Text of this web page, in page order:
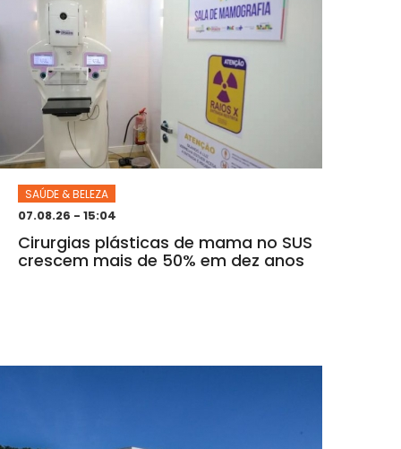
SAÚDE & BELEZA
07.08.26 - 15:04
Cirurgias plásticas de mama no SUS
crescem mais de 50% em dez anos